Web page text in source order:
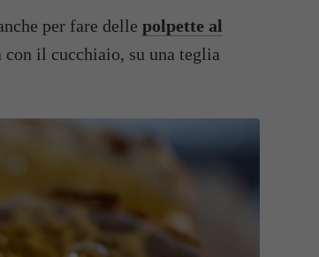
per fare delle polpette al
il cucchiaio, su una teglia